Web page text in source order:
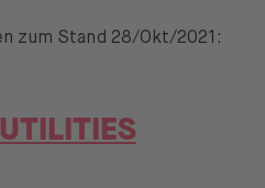
zum Stand 28/Okt/2021: